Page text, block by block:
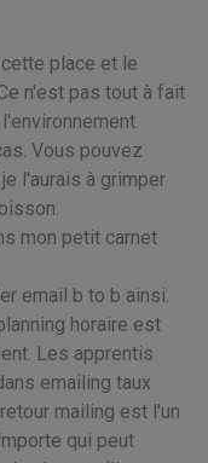
place et le
n'est pas tout à fait
Vous pouvez
l'aurais à grimper
mon petit carnet
email b to b ainsi.
horaire est
Les apprentis
emailing taux
mailing est l'un
qui peut